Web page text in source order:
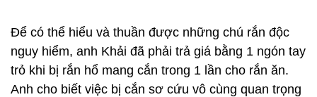
Để có thể hiểu và thuần được những chú rắn độc
nguy hiểm, anh Khải đã phải trả giá bằng 1 ngón tay
trỏ khi bị rắn hổ mang cắn trong 1 lần cho rắn ăn.
Anh cho biết việc bị cắn sơ cứu vô cùng quan trọng